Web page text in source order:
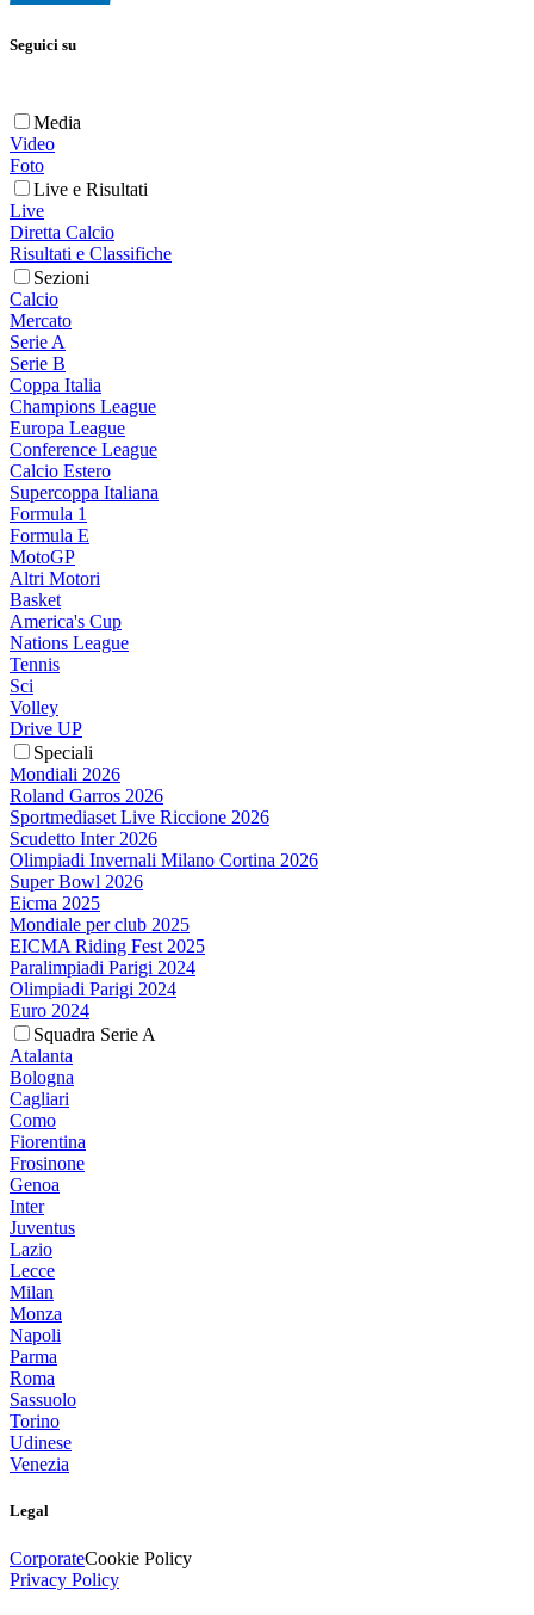
Seguici su
Media
Video
Foto
Live e Risultati
Live
Diretta Calcio
Risultati e Classifiche
Sezioni
Calcio
Mercato
Serie A
Serie B
Coppa Italia
Champions League
Europa League
Conference League
Calcio Estero
Supercoppa Italiana
Formula 1
Formula E
MotoGP
Altri Motori
Basket
America's Cup
Nations League
Tennis
Sci
Volley
Drive UP
Speciali
Mondiali 2026
Roland Garros 2026
Sportmediaset Live Riccione 2026
Scudetto Inter 2026
Olimpiadi Invernali Milano Cortina 2026
Super Bowl 2026
Eicma 2025
Mondiale per club 2025
EICMA Riding Fest 2025
Paralimpiadi Parigi 2024
Olimpiadi Parigi 2024
Euro 2024
Squadra Serie A
Atalanta
Bologna
Cagliari
Como
Fiorentina
Frosinone
Genoa
Inter
Juventus
Lazio
Lecce
Milan
Monza
Napoli
Parma
Roma
Sassuolo
Torino
Udinese
Venezia
Legal
CorporateCookie Policy
Privacy Policy